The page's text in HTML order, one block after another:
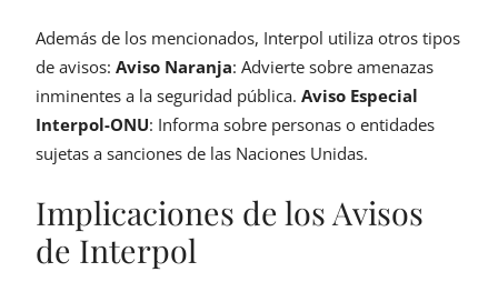
Además de los mencionados, Interpol utiliza otros tipos
de avisos: Aviso Naranja: Advierte sobre amenazas
inminentes a la seguridad pública. Aviso Especial
Interpol-ONU: Informa sobre personas o entidades
sujetas a sanciones de las Naciones Unidas.
Implicaciones de los Avisos
de Interpol